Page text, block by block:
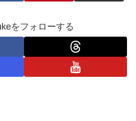
をフォローする